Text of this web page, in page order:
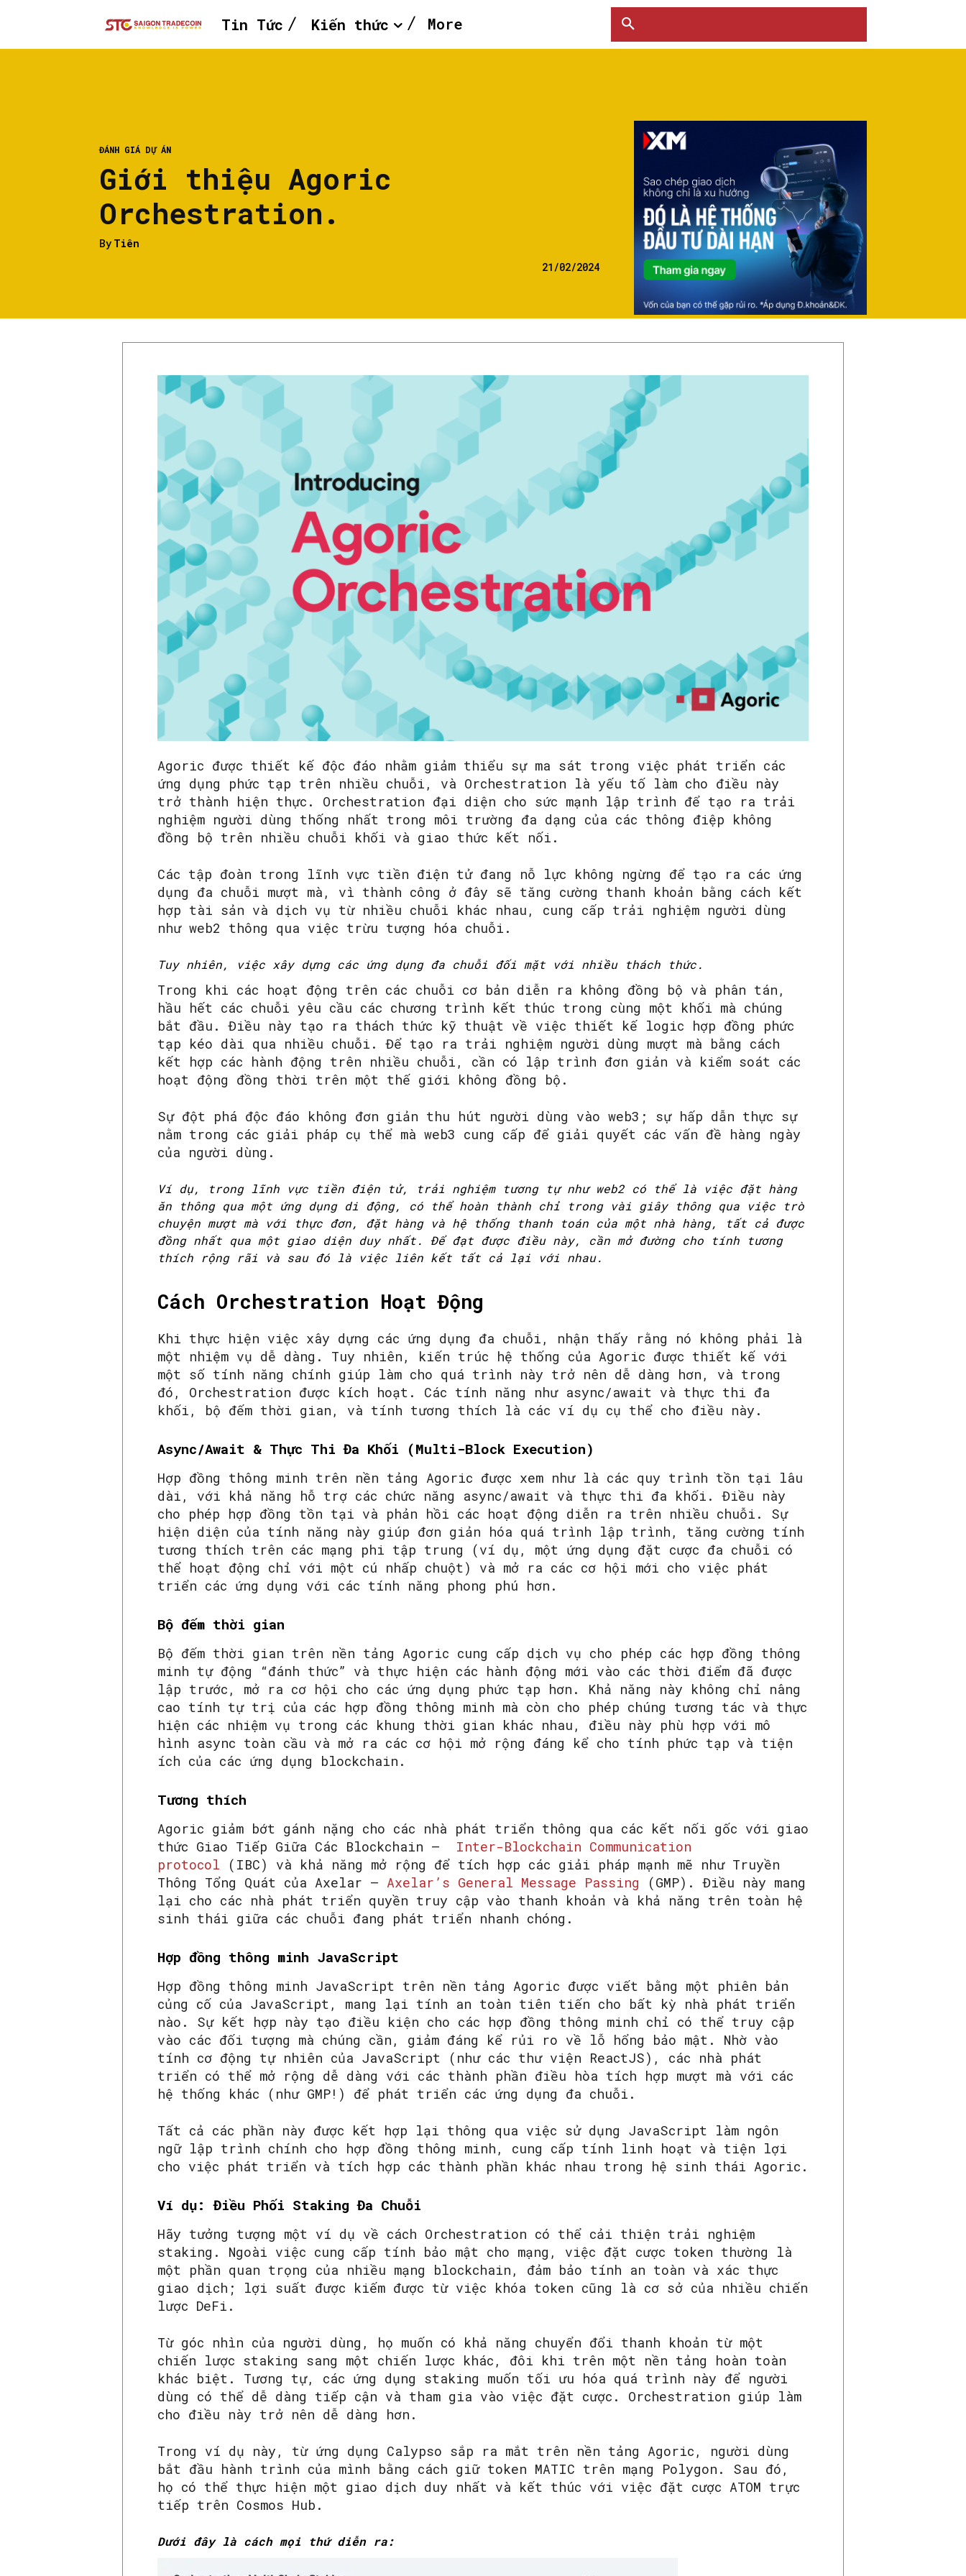
SEARCH...
Tin Tức Kiến thức More
ĐÁNH GIÁ DỰ ÁN
Giới thiệu Agoric
Orchestration.
By Tiên
21/02/2024
Agoric được thiết kế độc đáo nhằm giảm thiểu sự ma sát trong việc phát triển các
ứng dụng phức tạp trên nhiều chuỗi, và Orchestration là yếu tố làm cho điều này
trở thành hiện thực. Orchestration đại diện cho sức mạnh lập trình để tạo ra trải
nghiệm người dùng thống nhất trong môi trường đa dạng của các thông điệp không
đồng bộ trên nhiều chuỗi khối và giao thức kết nối.
Các tập đoàn trong lĩnh vực tiền điện tử đang nỗ lực không ngừng để tạo ra các ứng
dụng đa chuỗi mượt mà, vì thành công ở đây sẽ tăng cường thanh khoản bằng cách kết
hợp tài sản và dịch vụ từ nhiều chuỗi khác nhau, cung cấp trải nghiệm người dùng
như web2 thông qua việc trừu tượng hóa chuỗi.
Tuy nhiên, việc xây dựng các ứng dụng đa chuỗi đối mặt với nhiều thách thức.
Trong khi các hoạt động trên các chuỗi cơ bản diễn ra không đồng bộ và phân tán,
hầu hết các chuỗi yêu cầu các chương trình kết thúc trong cùng một khối mà chúng
bắt đầu. Điều này tạo ra thách thức kỹ thuật về việc thiết kế logic hợp đồng phức
tạp kéo dài qua nhiều chuỗi. Để tạo ra trải nghiệm người dùng mượt mà bằng cách
kết hợp các hành động trên nhiều chuỗi, cần có lập trình đơn giản và kiểm soát các
hoạt động đồng thời trên một thế giới không đồng bộ.
Sự đột phá độc đáo không đơn giản thu hút người dùng vào web3; sự hấp dẫn thực sự
nằm trong các giải pháp cụ thể mà web3 cung cấp để giải quyết các vấn đề hàng ngày
của người dùng.
Ví dụ, trong lĩnh vực tiền điện tử, trải nghiệm tương tự như web2 có thể là việc đặt hàng
ăn thông qua một ứng dụng di động, có thể hoàn thành chỉ trong vài giây thông qua việc trò
chuyện mượt mà với thực đơn, đặt hàng và hệ thống thanh toán của một nhà hàng, tất cả được
đồng nhất qua một giao diện duy nhất. Để đạt được điều này, cần mở đường cho tính tương
thích rộng rãi và sau đó là việc liên kết tất cả lại với nhau.
Cách Orchestration Hoạt Động
Khi thực hiện việc xây dựng các ứng dụng đa chuỗi, nhận thấy rằng nó không phải là
một nhiệm vụ dễ dàng. Tuy nhiên, kiến trúc hệ thống của Agoric được thiết kế với
một số tính năng chính giúp làm cho quá trình này trở nên dễ dàng hơn, và trong
đó, Orchestration được kích hoạt. Các tính năng như async/await và thực thi đa
khối, bộ đếm thời gian, và tính tương thích là các ví dụ cụ thể cho điều này.
Async/Await & Thực Thi Đa Khối (Multi-Block Execution)
Hợp đồng thông minh trên nền tảng Agoric được xem như là các quy trình tồn tại lâu
dài, với khả năng hỗ trợ các chức năng async/await và thực thi đa khối. Điều này
cho phép hợp đồng tồn tại và phản hồi các hoạt động diễn ra trên nhiều chuỗi. Sự
hiện diện của tính năng này giúp đơn giản hóa quá trình lập trình, tăng cường tính
tương thích trên các mạng phi tập trung (ví dụ, một ứng dụng đặt cược đa chuỗi có
thể hoạt động chỉ với một cú nhấp chuột) và mở ra các cơ hội mới cho việc phát
triển các ứng dụng với các tính năng phong phú hơn.
Bộ đếm thời gian
Bộ đếm thời gian trên nền tảng Agoric cung cấp dịch vụ cho phép các hợp đồng thông
minh tự động “đánh thức” và thực hiện các hành động mới vào các thời điểm đã được
lập trước, mở ra cơ hội cho các ứng dụng phức tạp hơn. Khả năng này không chỉ nâng
cao tính tự trị của các hợp đồng thông minh mà còn cho phép chúng tương tác và thực
hiện các nhiệm vụ trong các khung thời gian khác nhau, điều này phù hợp với mô
hình async toàn cầu và mở ra các cơ hội mở rộng đáng kể cho tính phức tạp và tiện
ích của các ứng dụng blockchain.
Tương thích
Agoric giảm bớt gánh nặng cho các nhà phát triển thông qua các kết nối gốc với giao
thức Giao Tiếp Giữa Các Blockchain – Inter-Blockchain Communication
protocol (IBC) và khả năng mở rộng để tích hợp các giải pháp mạnh mẽ như Truyền
Thông Tổng Quát của Axelar – Axelar’s General Message Passing (GMP). Điều này mang
lại cho các nhà phát triển quyền truy cập vào thanh khoản và khả năng trên toàn hệ
sinh thái giữa các chuỗi đang phát triển nhanh chóng.
Hợp đồng thông minh JavaScript
Hợp đồng thông minh JavaScript trên nền tảng Agoric được viết bằng một phiên bản
củng cố của JavaScript, mang lại tính an toàn tiên tiến cho bất kỳ nhà phát triển
nào. Sự kết hợp này tạo điều kiện cho các hợp đồng thông minh chỉ có thể truy cập
vào các đối tượng mà chúng cần, giảm đáng kể rủi ro về lỗ hổng bảo mật. Nhờ vào
tính cơ động tự nhiên của JavaScript (như các thư viện ReactJS), các nhà phát
triển có thể mở rộng dễ dàng với các thành phần điều hòa tích hợp mượt mà với các
hệ thống khác (như GMP!) để phát triển các ứng dụng đa chuỗi.
Tất cả các phần này được kết hợp lại thông qua việc sử dụng JavaScript làm ngôn
ngữ lập trình chính cho hợp đồng thông minh, cung cấp tính linh hoạt và tiện lợi
cho việc phát triển và tích hợp các thành phần khác nhau trong hệ sinh thái Agoric.
Ví dụ: Điều Phối Staking Đa Chuỗi
Hãy tưởng tượng một ví dụ về cách Orchestration có thể cải thiện trải nghiệm
staking. Ngoài việc cung cấp tính bảo mật cho mạng, việc đặt cược token thường là
một phần quan trọng của nhiều mạng blockchain, đảm bảo tính an toàn và xác thực
giao dịch; lợi suất được kiếm được từ việc khóa token cũng là cơ sở của nhiều chiến
lược DeFi.
Từ góc nhìn của người dùng, họ muốn có khả năng chuyển đổi thanh khoản từ một
chiến lược staking sang một chiến lược khác, đôi khi trên một nền tảng hoàn toàn
khác biệt. Tương tự, các ứng dụng staking muốn tối ưu hóa quá trình này để người
dùng có thể dễ dàng tiếp cận và tham gia vào việc đặt cược. Orchestration giúp làm
cho điều này trở nên dễ dàng hơn.
Trong ví dụ này, từ ứng dụng Calypso sắp ra mắt trên nền tảng Agoric, người dùng
bắt đầu hành trình của mình bằng cách giữ token MATIC trên mạng Polygon. Sau đó,
họ có thể thực hiện một giao dịch duy nhất và kết thúc với việc đặt cược ATOM trực
tiếp trên Cosmos Hub.
Dưới đây là cách mọi thứ diễn ra: